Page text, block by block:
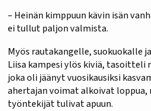
– Heinän kimppuun kävin isän
ei tullut paljon valmista.
Myös rautakangelle, suokuokalle
Liisa kampesi ylös kiviä, tasoitteli
joka oli jäänyt vuosikausiksi
ahertajan voimat alkoivat loppua,
työntekijät tulivat apuun.